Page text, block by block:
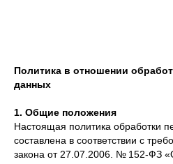
Политика в отношении
данных
1. Общие положения
Настоящая политика обработки
составлена в соответствии с
закона от 27.07.2006. № 152-ФЗ